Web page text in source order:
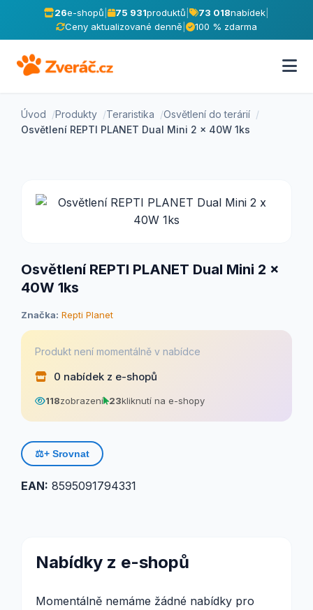
26e-shopů 75 931produktů 73 018nabídek
Ceny aktualizované denně
100 % zdarma
Úvod Produkty Teraristika
Osvětlení do terárií
Osvětlení REPTI PLANET Dual Mini 2 x 40W 1ks
Osvětlení REPTI PLANET Dual Mini 2 x
40W 1ks
Značka: Repti Planet
Produkt není momentálně v nabídce
0 nabídek z e-shopů
118zobrazení 23kliknutí na e-shopy
⚖️+ Srovnat
EAN: 8595091794331
Nabídky z e-shopů
Momentálně nemáme žádné nabídky pro